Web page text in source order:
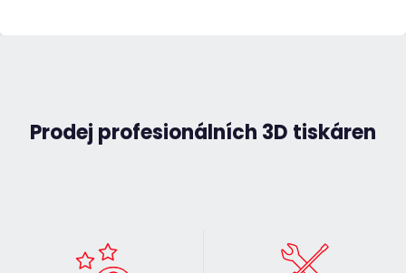
Prodej profesionálních 3D tiskáren